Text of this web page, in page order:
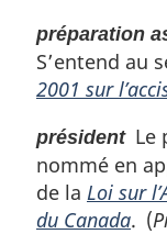
préparation
S’entend au
2001 sur
présidentLe
nommé en
de la Loi sur
du Canada. (